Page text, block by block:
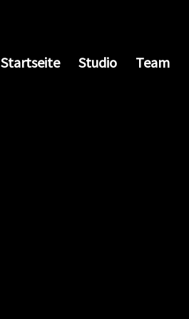
Startseite Studio Team